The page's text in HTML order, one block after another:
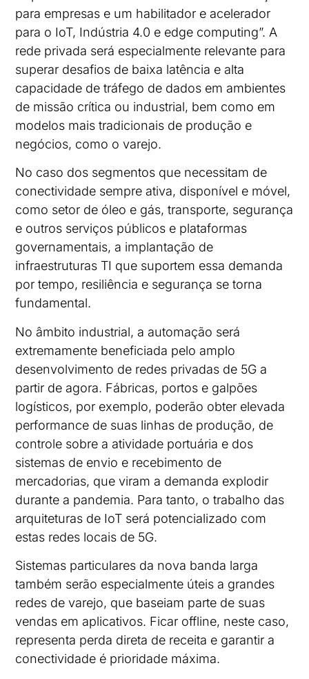
para empresas e um habilitador e acelerador
para o IoT, Indústria 4.0 e edge computing”. A
rede privada será especialmente relevante para
superar desafios de baixa latência e alta
capacidade de tráfego de dados em ambientes
de missão crítica ou industrial, bem como em
modelos mais tradicionais de produção e
negócios, como o varejo.
No caso dos segmentos que necessitam de
conectividade sempre ativa, disponível e móvel,
como setor de óleo e gás, transporte, segurança
e outros serviços públicos e plataformas
governamentais, a implantação de
infraestruturas TI que suportem essa demanda
por tempo, resiliência e segurança se torna
fundamental.
No âmbito industrial, a automação será
extremamente beneficiada pelo amplo
desenvolvimento de redes privadas de 5G a
partir de agora. Fábricas, portos e galpões
logísticos, por exemplo, poderão obter elevada
performance de suas linhas de produção, de
controle sobre a atividade portuária e dos
sistemas de envio e recebimento de
mercadorias, que viram a demanda explodir
durante a pandemia. Para tanto, o trabalho das
arquiteturas de IoT será potencializado com
estas redes locais de 5G.
Sistemas particulares da nova banda larga
também serão especialmente úteis a grandes
redes de varejo, que baseiam parte de suas
vendas em aplicativos. Ficar offline, neste caso,
representa perda direta de receita e garantir a
conectividade é prioridade máxima.